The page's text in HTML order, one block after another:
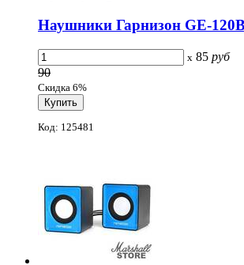
Наушники Гарнизон GE-
x 85 руб
90
Скидка 6%
Код: 125481